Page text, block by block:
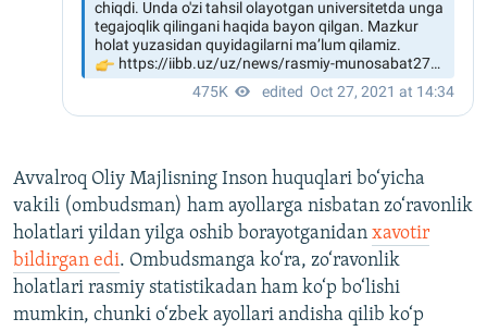
Avvalroq Oliy Majlisning Inson huquqlari bo‘yicha
vakili (ombudsman) ham ayollarga nisbatan zo‘ravonlik
holatlari yildan yilga oshib borayotganidan xavotir
bildirgan edi. Ombudsmanga ko‘ra, zo‘ravonlik
holatlari rasmiy statistikadan ham ko‘p bo‘lishi
mumkin, chunki o‘zbek ayollari andisha qilib ko‘p